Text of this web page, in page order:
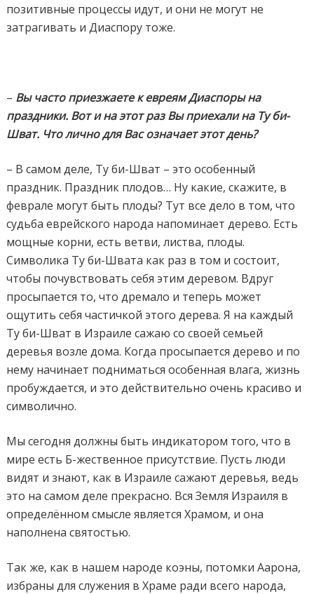
позитивные процессы идут, и они не могут не
затрагивать и Диаспору тоже.
– Вы часто приезжаете к евреям Диаспоры на
праздники. Вот и на этот раз Вы приехали на Ту би-
Шват. Что лично для Вас означает этот день?
– В самом деле, Ту би-Шват – это особенный
праздник. Праздник плодов… Ну какие, скажите, в
феврале могут быть плоды? Тут все дело в том, что
судьба еврейского народа напоминает дерево. Есть
мощные корни, есть ветви, листва, плоды.
Символика Ту би-Швата как раз в том и состоит,
чтобы почувствовать себя этим деревом. Вдруг
просыпается то, что дремало и теперь может
ощутить себя частичкой этого дерева. Я на каждый
Ту би-Шват в Израиле сажаю со своей семьей
деревья возле дома. Когда просыпается дерево и по
нему начинает подниматься особенная влага, жизнь
пробуждается, и это действительно очень красиво и
символично.
Мы сегодня должны быть индикатором того, что в
мире есть Б-жественное присутствие. Пусть люди
видят и знают, как в Израиле сажают деревья, ведь
это на самом деле прекрасно. Вся Земля Израиля в
определённом смысле является Храмом, и она
наполнена святостью.
Так же, как в нашем народе коэны, потомки Аарона,
избраны для служения в Храме ради всего народа,